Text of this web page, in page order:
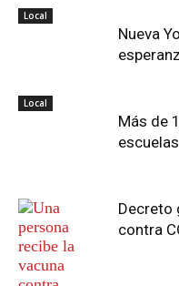
Local
Nueva
Local
Más de
Decreto
contra